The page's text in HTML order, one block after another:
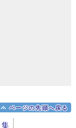
ページの先頭へ戻る